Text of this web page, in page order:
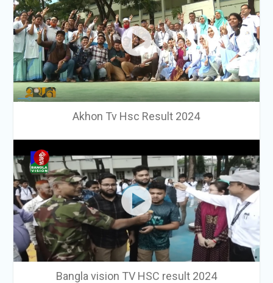
Akhon Tv Hsc Result 2024
Bangla vision TV HSC result 2024